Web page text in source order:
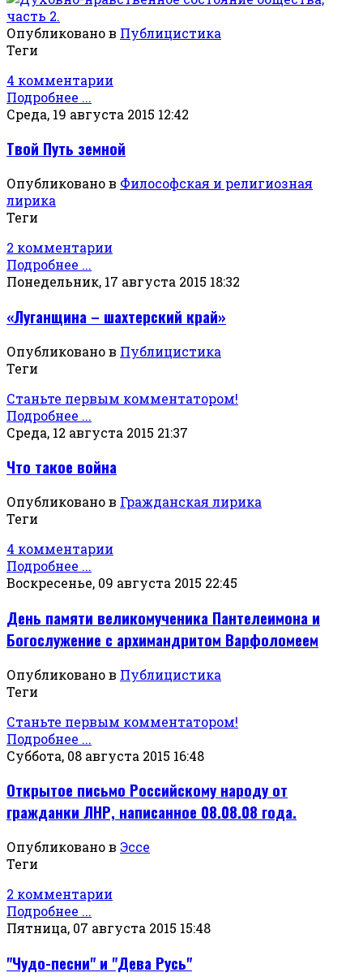
Опубликовано в Публицистика
Теги
4 комментарии
Подробнее ...
Среда, 19 августа 2015 12:42
Твой Путь земной
Опубликовано в Философская и религиозная
лирика
Теги
2 комментарии
Подробнее ...
Понедельник, 17 августа 2015 18:32
«Луганщина – шахтерский край»
Опубликовано в Публицистика
Теги
Станьте первым комментатором!
Подробнее ...
Среда, 12 августа 2015 21:37
Что такое война
Опубликовано в Гражданская лирика
Теги
4 комментарии
Подробнее ...
Воскресенье, 09 августа 2015 22:45
День памяти великомученика Пантелеимона и
Богослужение с архимандритом Варфоломеем
Опубликовано в Публицистика
Теги
Станьте первым комментатором!
Подробнее ...
Суббота, 08 августа 2015 16:48
Открытое письмо Российскому народу от
гражданки ЛНР, написанное 08.08.08 года.
Опубликовано в Эссе
Теги
2 комментарии
Подробнее ...
Пятница, 07 августа 2015 15:48
"Чудо-песни" и "Дева Русь"